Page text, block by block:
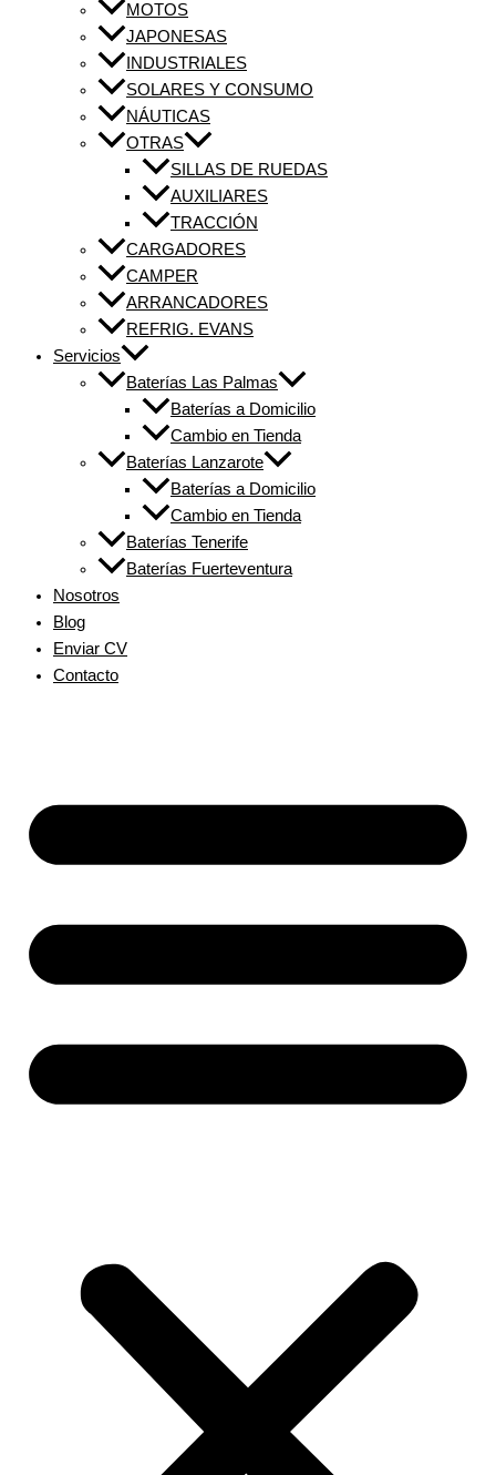
MOTOS
JAPONESAS
INDUSTRIALES
SOLARES Y CONSUMO
NÁUTICAS
OTRAS
SILLAS DE RUEDAS
AUXILIARES
TRACCIÓN
CARGADORES
CAMPER
ARRANCADORES
REFRIG. EVANS
Servicios
Baterías Las Palmas
Baterías a Domicilio
Cambio en Tienda
Baterías Lanzarote
Baterías a Domicilio
Cambio en Tienda
Baterías Tenerife
Baterías Fuerteventura
Nosotros
Blog
Enviar CV
Contacto